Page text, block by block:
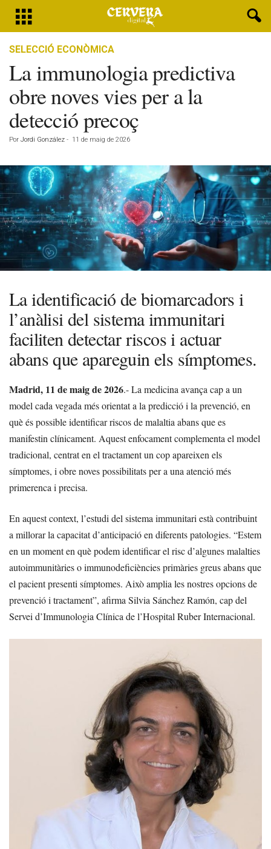
SELECCIÓ ECONÒMICA
La immunologia predictiva
obre noves vies per a la
detecció precoç
Por Jordi González - 11 de maig de 2026
La identificació de biomarcadors i
l’anàlisi del sistema immunitari
faciliten detectar riscos i actuar
abans que apareguin els símptomes.
Madrid, 11 de maig de 2026.- La medicina avança cap a un
model cada vegada més orientat a la predicció i la prevenció, en
què és possible identificar riscos de malaltia abans que es
manifestin clínicament. Aquest enfocament complementa el model
tradicional, centrat en el tractament un cop apareixen els
símptomes, i obre noves possibilitats per a una atenció més
primerenca i precisa.
En aquest context, l’estudi del sistema immunitari està contribuint
a millorar la capacitat d’anticipació en diferents patologies. “Estem
en un moment en què podem identificar el risc d’algunes malalties
autoimmunitàries o immunodeficiències primàries greus abans que
el pacient presenti símptomes. Això amplia les nostres opcions de
prevenció i tractament”, afirma Silvia Sánchez Ramón, cap del
Servei d’Immunologia Clínica de l’Hospital Ruber Internacional.